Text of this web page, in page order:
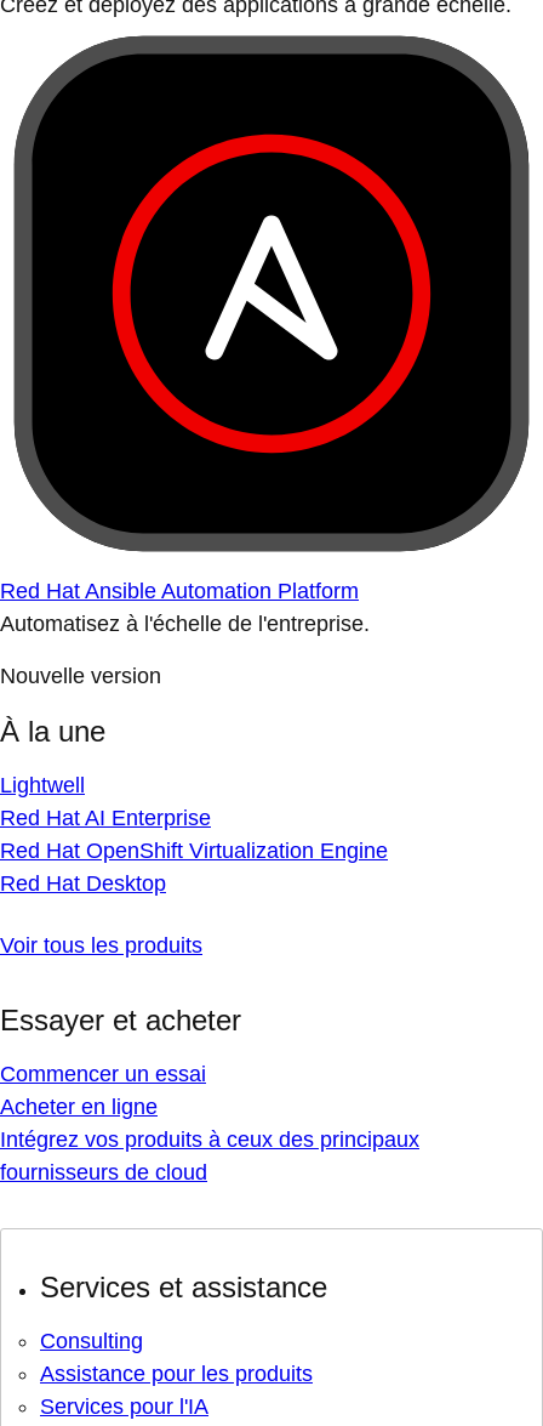
Créez et déployez des applications à grande échelle.
Red Hat Ansible Automation Platform
Automatisez à l'échelle de l'entreprise.
Nouvelle version
À la une
Lightwell
Red Hat AI Enterprise
Red Hat OpenShift Virtualization Engine
Red Hat Desktop
Voir tous les produits
Essayer et acheter
Commencer un essai
Acheter en ligne
Intégrez vos produits à ceux des principaux
fournisseurs de cloud
Services et assistance
Consulting
Assistance pour les produits
Services pour l'IA